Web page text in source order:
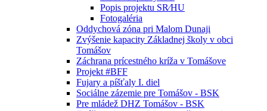
Popis projektu SR⁄HU
Fotogaléria
Oddychová zóna pri Malom Dunaji
Zvýšenie kapacity Základnej školy v obci
Tomášov
Záchrana prícestného kríža v Tomášove
Projekt #BFF
Fujary a píšťaly I. diel
Sociálne zázemie pre Tomášov - BSK
Pre mládež DHZ Tomášov - BSK